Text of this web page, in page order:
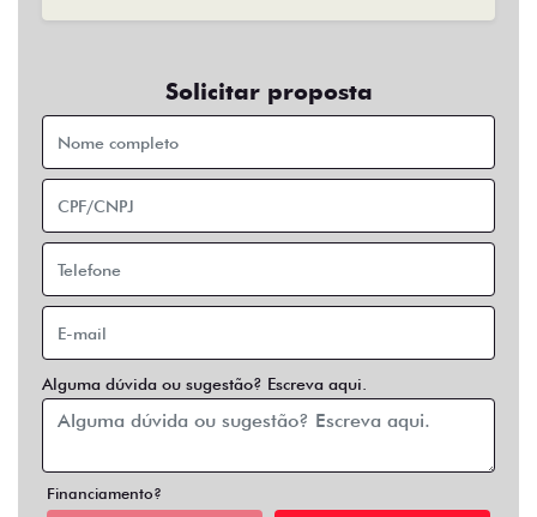
Alguma dúvida ou sugestão? Escreva aqui.
Financiamento?
Sim Não
Usar veículo usado como parte do pagamento?
Whatsapp
Telefone Email